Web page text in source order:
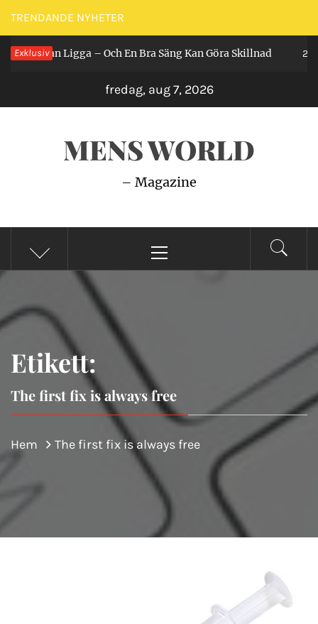
Hoppa
till
innehåll
TRENDANDE NYHETER
Exklusiv
Får Man Ligga – Och En Bra Säng Kan Göra Skillnad 2 år
fredag, aug 7, 2026
MENS WORLD
– Magazine
meny
Etikett:
The first fix is always free
Hem The first fix is always free